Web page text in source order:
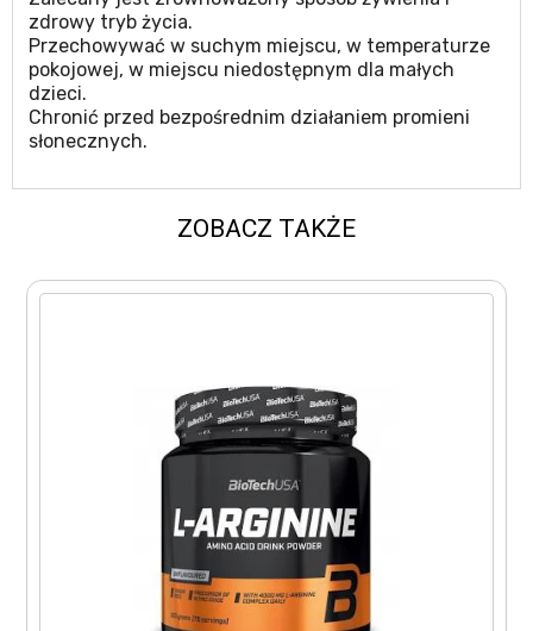
zdrowy tryb życia.
Przechowywać w suchym miejscu, w temperaturze
pokojowej, w miejscu niedostępnym dla małych
dzieci.
Chronić przed bezpośrednim działaniem promieni
słonecznych.
ZOBACZ TAKŻE